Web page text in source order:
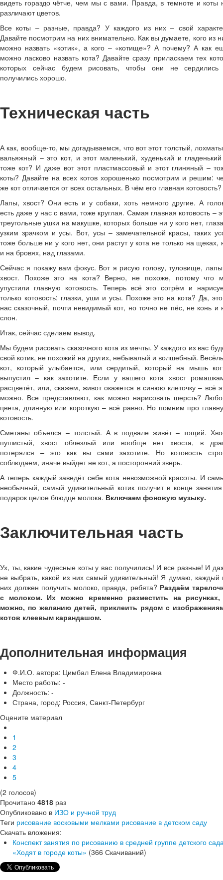
видеть гораздо чётче, чем мы с вами. Правда, в темноте и коты
различают цветов.
Все коты – разные, правда? У каждого из них – свой
Давайте посмотрим на них внимательно. Как вы думаете, кого из
можно назвать «котик», а кого – «котище»? А почему? А как
можно ласково назвать кота? Давайте сразу приласкаем тех
которых сейчас будем рисовать, чтобы они не
получились хорошо.
Техническая часть
А как, вообще-то, мы догадываемся, что вот этот толстый,
вальяжный – это кот, и этот маленький, худенький и
тоже кот? И даже вот этот пластмассовый и этот глиняный –
коты? Давайте на всех котов хорошенько посмотрим и решим:
же кот отличается от всех остальных. В чём его главная котовость?
Лапы, хвост? Они есть и у собаки, хоть немного другие. А
есть даже у нас с вами, тоже круглая. Самая главная котовость –
треугольные ушки на макушке, которых больше ни у кого нет,
узким зрачком и усы. Вот, усы – замечательной красы, таких
тоже больше ни у кого нет, они растут у кота не только на щеках,
и на бровях, над глазами.
Сейчас я покажу вам фокус. Вот я рисую голову, туловище,
хвост. Похоже это на кота? Верно, не похоже, потому что
упустили главную котовость. Теперь всё это сотрём и
только котовость: глазки, уши и усы. Похоже это на кота? Да,
нас сказочный, почти невидимый кот, но точно не пёс, не конь и
слон.
Итак, сейчас сделаем вывод.
Мы будем рисовать сказочного кота из мечты. У каждого из вас
свой котик, не похожий на других, небывалый и волшебный.
кот, который улыбается, или сердитый, который на мышь
выпустил – как захотите. Если у вашего кота хвост
расцветёт, или, скажем, живот окажется в синюю клеточку – всё
можно. Все представляют, как можно нарисовать шерсть?
цвета, длинную или короткую – всё равно. Но помним про
котовость.
Сметаны объелся – толстый. А в подвале живёт – тощий.
пушистый, хвост облезлый или вообще нет хвоста, в
потерялся – это как вы сами захотите. Но котовость
соблюдаем, иначе выйдет не кот, а посторонний зверь.
А теперь каждый заведёт себе кота невозможной красоты. И
необычный, самый удивительный котик получит в конце
подарок целое блюдце молока. Включаем фоновую музыку.
Заключительная часть
Ух, ты, какие чудесные коты у вас получились! И все разные! И
не выбрать, какой из них самый удивительный! Я думаю, каждый
них должен получить молоко, правда, ребята? Раздаём
с молоком. Их можно временно разместить на
можно, по желанию детей, приклеить рядом с
котов клеевым карандашом.
Дополнительная информация
Ф.И.О. автора: Цимбал Елена Владимировна
Место работы: -
Должность: -
Страна, город: Россия, Санкт-Петербург
Оцените материал
1
2
3
4
5
(2 голосов)
Прочитано 4818 раз
Опубликовано в ИЗО и ручной труд
Теги рисование восковыми мелками рисование в детском саду
Скачать вложения:
Конспект занятия по рисованию в средней группе детского
«Ходят в городе коты» (366 Скачиваний)